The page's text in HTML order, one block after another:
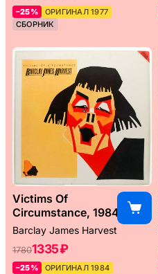
–25%
ОРИГИНАЛ 1977
СБОРНИК
Victims Of
Circumstance, 1984
Barclay James Harvest
17801335 ₽
–25%
ОРИГИНАЛ 1984